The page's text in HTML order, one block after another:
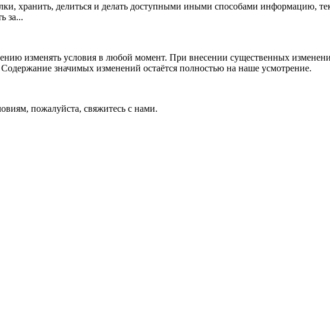
хранить, делиться и делать доступными иными способами информацию,
за...
изменять условия в любой момент. При внесении существенных
значимых изменений остаётся полностью на наше усмотрение.
пожалуйста, свяжитесь с нами.